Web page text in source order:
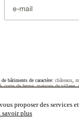
bâtiments de caractère: châteaux,
corps de ferme,maisons de village,
proposer des services
savoir plus